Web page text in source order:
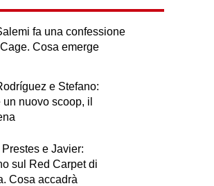
fa una confessione
Cosa emerge
e Stefano:
un nuovo scoop, il
e Javier:
sul Red Carpet di
Cosa accadrà